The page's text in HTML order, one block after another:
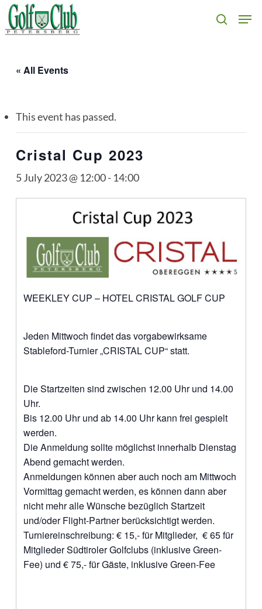
Skip
to
search
« All Events
This event has passed.
Cristal Cup 2023
5 July 2023 @ 12:00- 14:00
WEEKLEY CUP – HOTEL CRISTAL GOLF CUP
Jeden Mittwoch findet das vorgabewirksame
Stableford-Turnier „CRISTAL CUP“ statt.
Die Startzeiten sind zwischen 12.00 Uhr und 14.00
Uhr.
Bis 12.00 Uhr und ab 14.00 Uhr kann frei gespielt
werden.
Die Anmeldung sollte möglichst innerhalb Dienstag
Abend gemacht werden.
Anmeldungen können aber auch noch am Mittwoch
Vormittag gemacht werden, es können dann aber
nicht mehr alle Wünsche bezüglich Startzeit
und/oder Flight-Partner berücksichtigt werden.
Turniereinschreibung: € 15,- für Mitglieder, € 65 für
Mitglieder Südtiroler Golfclubs (inklusive Green-
Fee) und € 75,- für Gäste, inklusive Green-Fee